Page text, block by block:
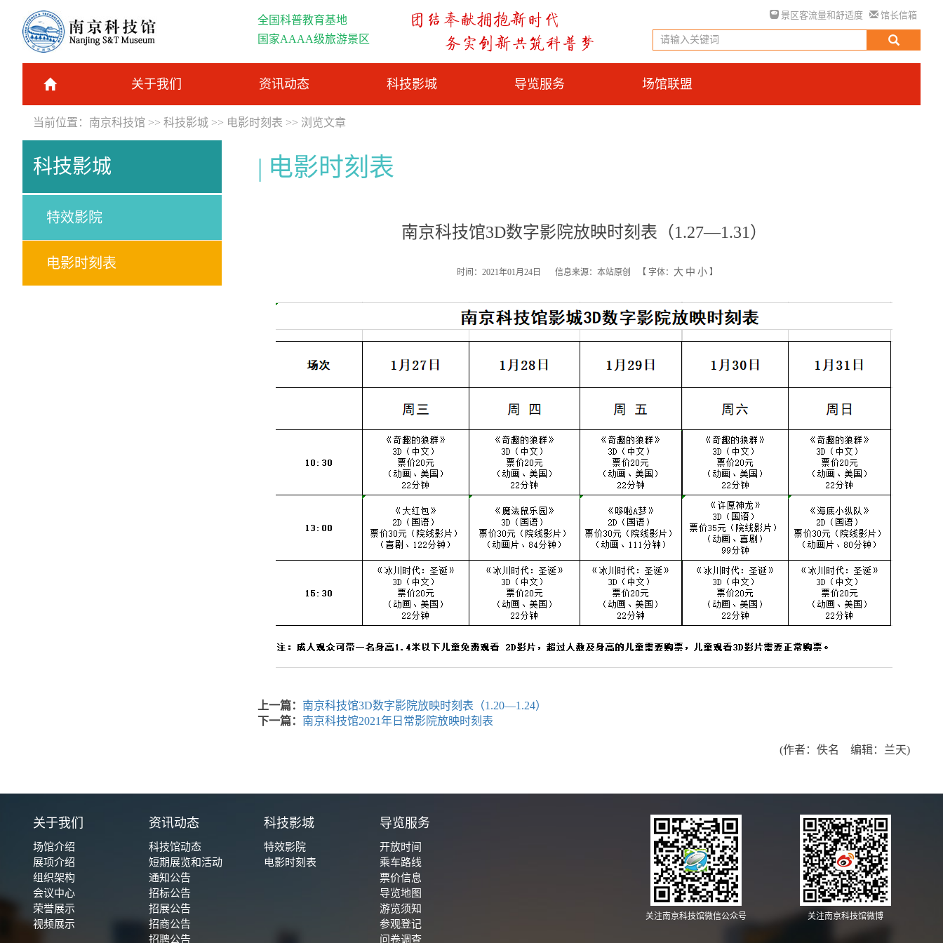
全国科普教育基地
国家AAAA级旅游景区
景区客流量和舒适度 馆长信箱
关于我们 资讯动态 科技影城 导览服务 场馆联盟
当前位置： 南京科技馆 >> 科技影城 >> 电影时刻表 >> 浏览文章
科技影城
特效影院
电影时刻表
电影时刻表
南京科技馆3D数字影院放映时刻表（1.27—1.31）
时间：2021年01月24日 信息来源：本站原创 【 字体： 大 中 小 】
上一篇： 南京科技馆3D数字影院放映时刻表（1.20—1.24）
下一篇： 南京科技馆2021年日常影院放映时刻表
(作者：佚名 编辑：兰天)
关于我们
场馆介绍
展项介绍
组织架构
会议中心
荣誉展示
视频展示
资讯动态
科技馆动态
短期展览和活动
通知公告
招标公告
招展公告
招商公告
招聘公告
科技影城
特效影院
电影时刻表
导览服务
开放时间
乘车路线
票价信息
导览地图
游览须知
参观登记
问卷调查
关注南京科技馆微信公众号 关注南京科技馆微博